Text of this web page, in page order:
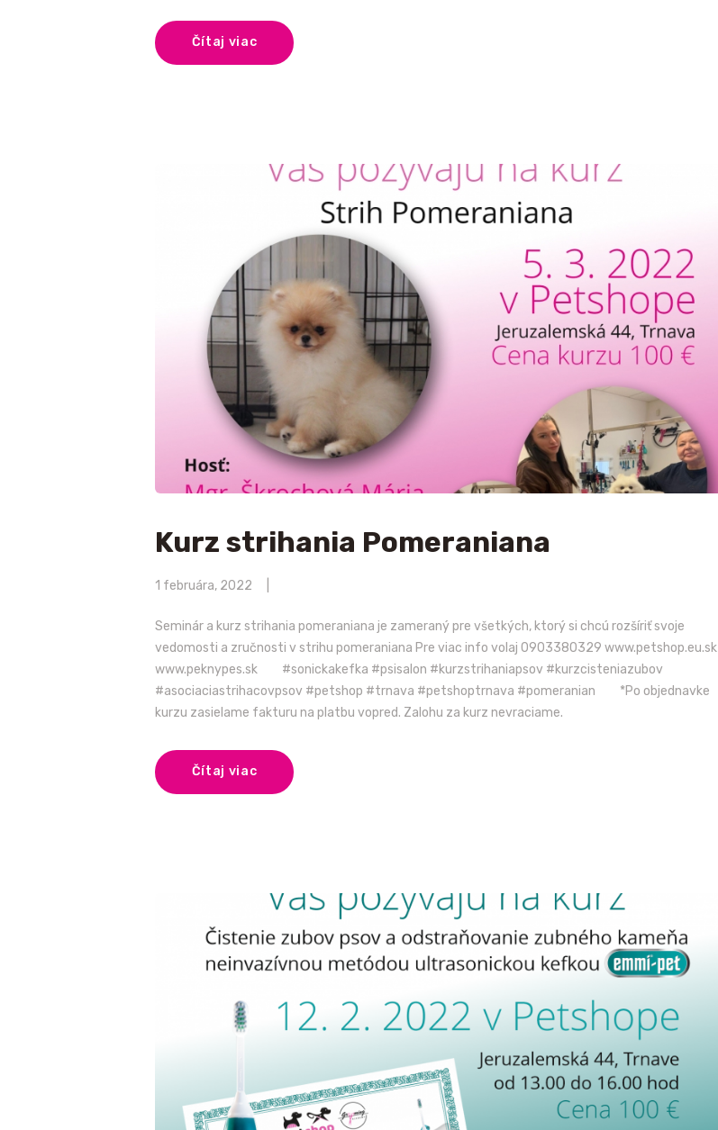
Čítaj viac
Kurz strihania Pomeraniana
1 februára, 2022
Seminár a kurz strihania pomeraniana je zameraný pre všetkých, ktorý si chcú rozšíriť svoje
vedomosti a zručnosti v strihu pomeraniana Pre viac info volaj 0903380329 www.petshop.eu.sk
www.peknypes.sk #sonickakefka #psisalon #kurzstrihaniapsov #kurzcisteniazubov
#asociaciastrihacovpsov #petshop #trnava #petshoptrnava #pomeranian *Po objednavke
kurzu zasielame fakturu na platbu vopred. Zalohu za kurz nevraciame.
Čítaj viac